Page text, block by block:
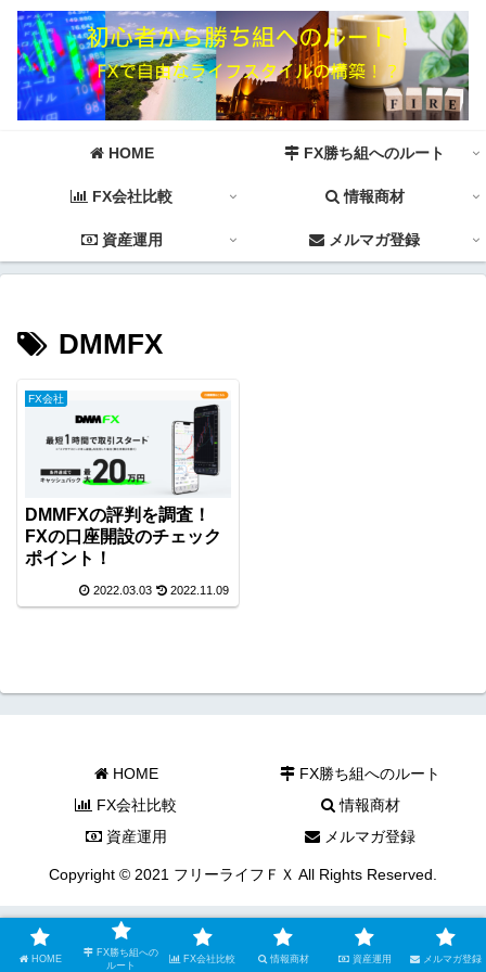
HOME FX勝ち組へのルート
FX会社比較 情報商材
資産運用 メルマガ登録
DMMFX
FX会社
DMMFXの評判を調査！
FXの口座開設のチェック
ポイント！
2022.03.03 2022.11.09
HOME
FX勝ち組へのルート
FX会社比較
情報商材
資産運用
メルマガ登録
Copyright © 2021 フリーライフＦＸ All Rights Reserved.
HOME
FX勝ち組への
ルート
FX会社比較 情報商材 資産運用 メルマガ登録